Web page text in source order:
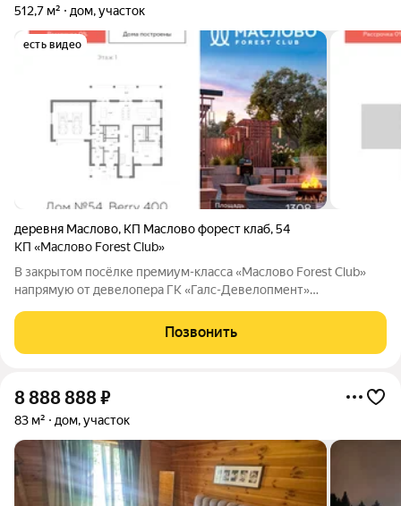
512,7 м² дом, участок
есть видео
деревня Маслово, КП Маслово форест клаб,54
КП «Маслово Forest Club»
В закрытом посёлке премиум-класса «Маслово Forest Club»
напрямую от девелопера ГК «Галс-Девелопмент»
км от МКАД в одном из знаковых
Позвонить
8 888 888₽
83 м² дом, участок